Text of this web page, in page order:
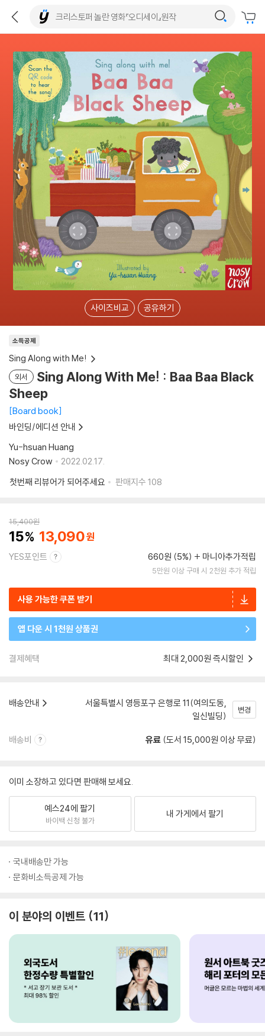
사이즈비교 공유하기
소득공제
Sing Along with Me!
외서
Sing Along With Me! : Baa Baa Black
Sheep
Board book
바인딩/에디션 안내
Yu-hsuan Huang
Nosy Crow
2022.02.17.
첫번째 리뷰어가 되어주세요
판매지수 108
15,400원
15 13,090
YES포인트 660원 (5%) 마니아추가적립
5만원 이상 구매 시 2천원 추가 적립
사용 가능한 쿠폰 받기
앱 다운 시 1천원 상품권
결제혜택 최대 2,000원 즉시할인
배송안내
서울특별시 영등포구 은행로 11(여의도동,
일신빌딩)
변경
배송비 유료 (도서 15,000원 이상 무료)
이미 소장하고 있다면 판매해 보세요.
예스24에 팔기
바이백 신청 불가
내 가게에서 팔기
국내배송만 가능
문화비소득공제 가능
이 분야의 이벤트 11